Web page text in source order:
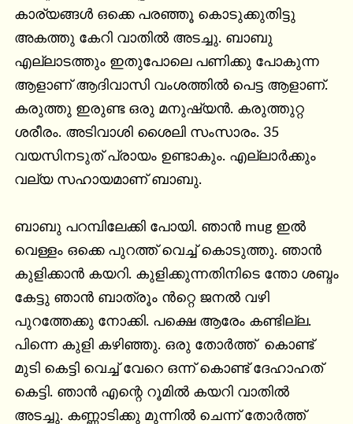
കാര്യങ്ങൾ ഒക്കെ പരഞ്ഞൂ കൊടുക്കുതിട്ടു
അകത്തു കേറി വാതിൽ അടച്ചു. ബാബു
എല്ലാടത്തും ഇതുപോലെ പണിക്കു പോകുന്ന
ആളാണ് ആദിവാസി വംശത്തിൽ പെട്ട ആളാണ്.
കരുത്തു ഇരുണ്ട ഒരു മനുഷ്യൻ. കരുത്തുറ്റ
ശരീരം. അടിവാശി ശൈലി സംസാരം. 35
വയസിനടുത് പ്രായം ഉണ്ടാകും. എല്ലാർക്കും
വല്യ സഹായമാണ് ബാബു.
ബാബു പറമ്പിലേക്കി പോയി. ഞാൻ mug ഇൽ
വെള്ളം ഒക്കെ പുറത്ത് വെച്ച് കൊടുത്തു. ഞാൻ
കുളിക്കാൻ കയറി. കുളിക്കുന്നതിനിടെ ന്തോ ശബ്ദം
കേട്ടു ഞാൻ ബാത്രൂം ൻറ്റെ ജനൽ വഴി
പുറത്തേക്കു നോക്കി. പക്ഷെ ആരേം കണ്ടില്ല.
പിന്നെ കുളി കഴിഞ്ഞു. ഒരു തോർത്ത്‌  കൊണ്ട്
മുടി കെട്ടി വെച്ച് വേറെ ഒന്ന് കൊണ്ട് ദേഹാഹത്
കെട്ടി. ഞാൻ എന്റെ റൂമിൽ കയറി വാതിൽ
അടച്ചു. കണ്ണാടിക്കു മുന്നിൽ ചെന്ന് തോർത്ത്‌